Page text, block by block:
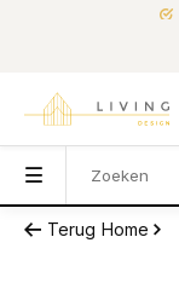
Terug Home